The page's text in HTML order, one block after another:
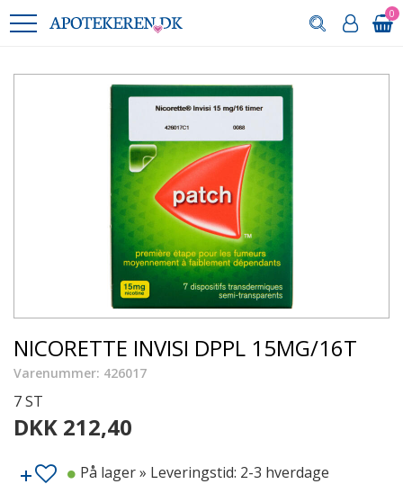
0
NICORETTE INVISI DPPL 15MG/16T
Varenummer: 426017
7 ST
DKK 212,40
På lager» Leveringstid: 2-3 hverdage